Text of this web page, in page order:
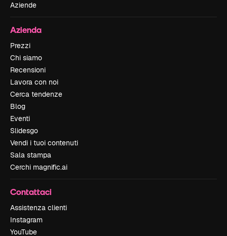
Aziende
Azienda
Prezzi
Chi siamo
Recensioni
Lavora con noi
Cerca tendenze
Blog
Eventi
Slidesgo
Vendi i tuoi contenuti
Sala stampa
Cerchi magnific.ai
Contattaci
Assistenza clienti
Instagram
YouTube